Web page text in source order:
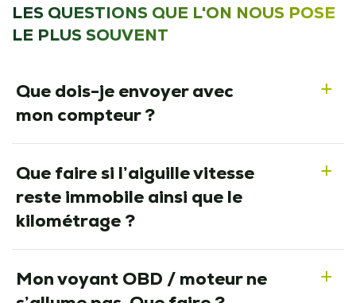
LES QUESTIONS QUE L'ON NOUS POSE
LE PLUS SOUVENT
a
Que dois-je envoyer avec
mon compteur ?
a
Que faire si l’aiguille vitesse
reste immobile ainsi que le
kilométrage ?
a
Mon voyant OBD / moteur ne